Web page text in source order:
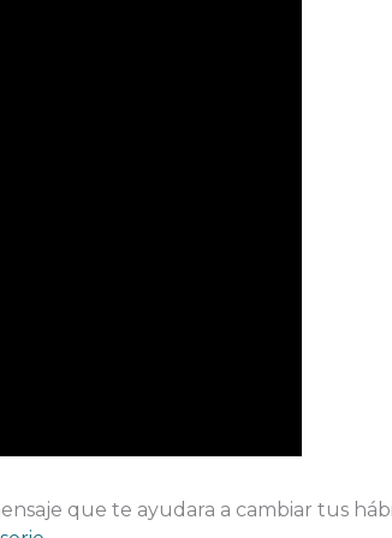
que te ayudara a cambiar tus